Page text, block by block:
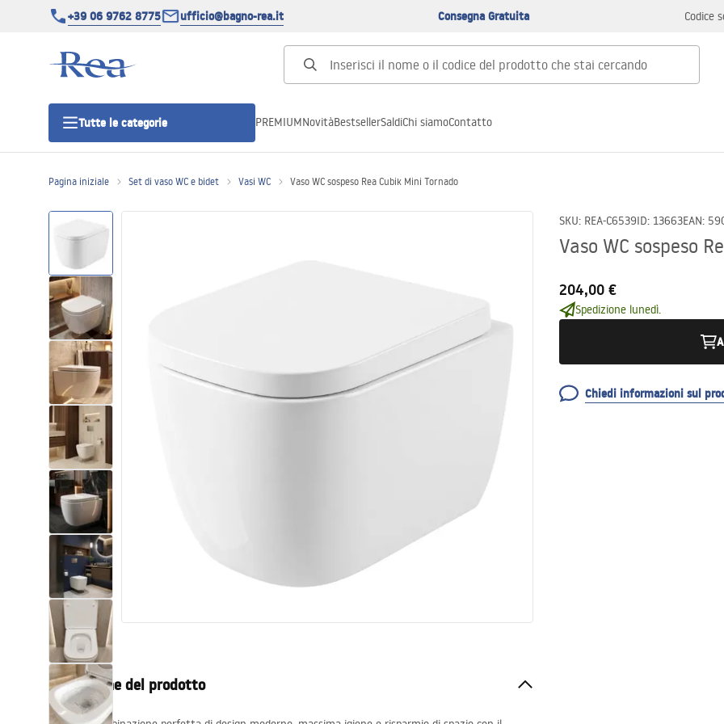
+39 06 9762 8775 ufficio@bagno-rea.it Consegna Gratuita Codice
Tutte le categorie
Piatti doccia da bagno
Canaline di scarico
Set di vaso WC e bidet
Lavabi
Vasche da bagno e schermi vasca
Rubinetti da bagno
Set doccia
Cucina
Accessori e mobili da bagno
PREMIUMNovitàBestsellerSaldiChi siamoContatto
Pagina iniziale Set di vaso WC e bidet Vasi WC Vaso WC sospeso Rea Cubik Mini Tornado
SKU: REA-C6539ID: 13663EAN:
Vaso WC sospeso
204,00 €
Spedizione lunedì.
Chiedi informazioni sul
Descrizione del prodotto